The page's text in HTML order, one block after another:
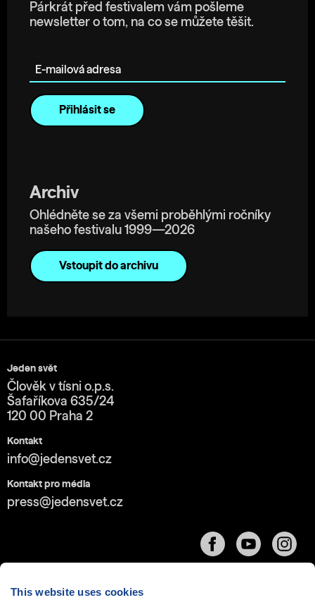
This website uses cookies
Párkrát před festivalem vám pošleme
newsletter o tom, na co se můžete těšit.
Archiv
Ohlédněte se za všemi proběhlými ročníky
našeho festivalu 1999—2026
Vstoupit do archivu
Jeden svět
Člověk v tísni o.p.s.
Šafaříkova 635/24
120 00 Praha 2
Kontakt
info@jedensvet.cz
Kontakt pro média
press@jedensvet.cz